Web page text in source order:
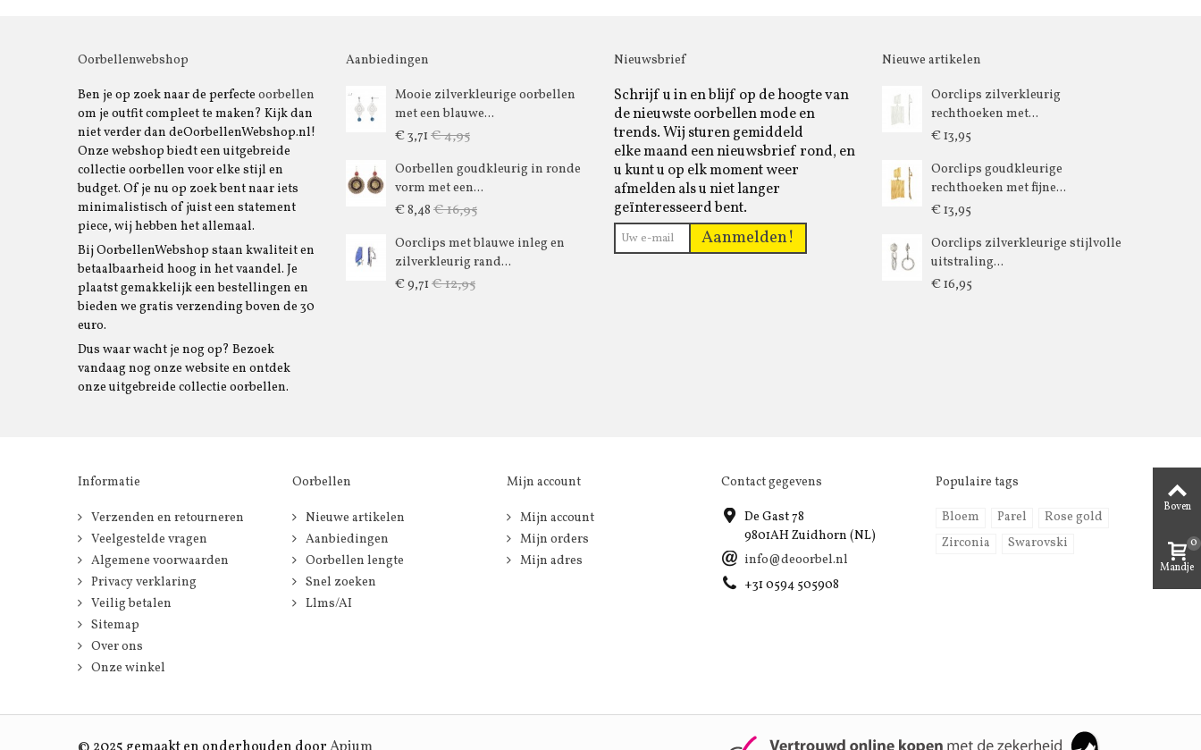
Oorbellenwebshop
Ben je op zoek naar de perfecte oorbellen
om je outfit compleet te maken? Kijk dan
niet verder dan deOorbellenWebshop.nl!
Onze webshop biedt een uitgebreide
collectie oorbellen voor elke stijl en
budget. Of je nu op zoek bent naar iets
minimalistisch of juist een statement
piece, wij hebben het allemaal.
Bij OorbellenWebshop staan kwaliteit en
betaalbaarheid hoog in het vaandel. Je
plaatst gemakkelijk een bestellingen en
bieden we gratis verzending boven de 30
euro.
Dus waar wacht je nog op? Bezoek
vandaag nog onze website en ontdek
onze uitgebreide collectie oorbellen.
Aanbiedingen
Mooie zilverkleurige oorbellen
met een blauwe...
€ 3,71 € 4,95
Oorbellen goudkleurig in ronde
vorm met een...
€ 8,48 € 16,95
Oorclips met blauwe inleg en
zilverkleurig rand...
€ 9,71 € 12,95
Nieuwsbrief
Schrijf u in en blijf op de hoogte van
de nieuwste oorbellen mode en
trends. Wij sturen gemiddeld
elke maand een nieuwsbrief rond, en
u kunt u op elk moment weer
afmelden als u niet langer
geïnteresseerd bent.
Aanmelden!
Nieuwe artikelen
Oorclips zilverkleurig
rechthoeken met...
€ 13,95
Oorclips goudkleurige
rechthoeken met fijne...
€ 13,95
Oorclips zilverkleurige stijlvolle
uitstraling...
€ 16,95
Informatie
Verzenden en retourneren
Veelgestelde vragen
Algemene voorwaarden
Privacy verklaring
Veilig betalen
Sitemap
Over ons
Onze winkel
Oorbellen
Nieuwe artikelen
Aanbiedingen
Oorbellen lengte
Snel zoeken
Llms/AI
Mijn account
Mijn account
Mijn orders
Mijn adres
Contact gegevens
De Gast 78
9801AH Zuidhorn (NL)
info@deoorbel.nl
+31 0594 505908
Populaire tags
Bloem Parel
Rose gold
Zirconia
Swarovski
Boven
Mandje
0